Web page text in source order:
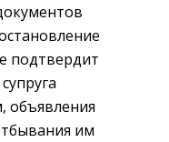
подтвердит
объявления
им